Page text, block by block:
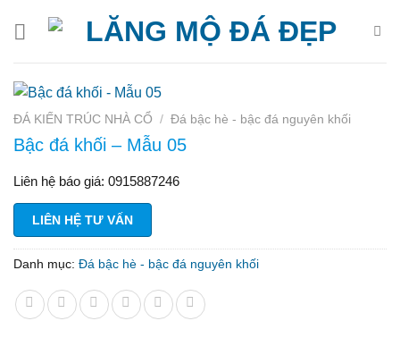
ĐÁ KIẾN TRÚC NHÀ CỔ / Đá bậc hè - bậc đá nguyên khối
Bậc đá khối – Mẫu 05
Liên hệ báo giá: 0915887246
LIÊN HỆ TƯ VẤN
Danh mục: Đá bậc hè - bậc đá nguyên khối